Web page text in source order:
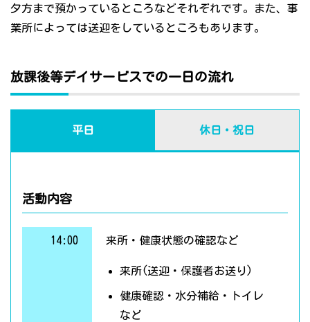
夕方まで預かっているところなどそれぞれです。また、事
業所によっては送迎をしているところもあります。
放課後等デイサービスでの一日の流れ
平日 休日・祝日
活動内容
14:00 来所・健康状態の確認など
来所(送迎・保護者お送り)
健康確認・水分補給・トイレ
など